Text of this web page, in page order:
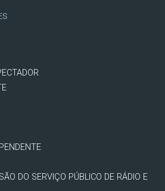
DO SERVIÇO PÚBLICO DE RÁDIO E